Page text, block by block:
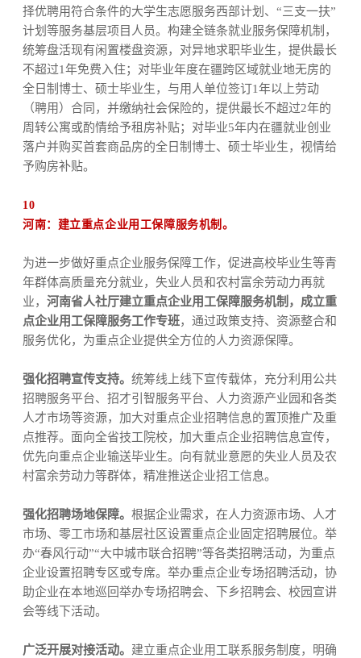
择优聘用符合条件的大学生志愿服务西部计划、“三支一扶”
计划等服务基层项目人员。构建全链条就业服务保障机制，
统筹盘活现有闲置楼盘资源，对异地求职毕业生，提供最长
不超过1年免费入住；对毕业年度在疆跨区域就业地无房的
全日制博士、硕士毕业生，与用人单位签订1年以上劳动
（聘用）合同，并缴纳社会保险的，提供最长不超过2年的
周转公寓或酌情给予租房补贴；对毕业5年内在疆就业创业
落户并购买首套商品房的全日制博士、硕士毕业生，视情给
予购房补贴。
10
河南：建立重点企业用工保障服务机制。
为进一步做好重点企业服务保障工作，促进高校毕业生等青
年群体高质量充分就业，失业人员和农村富余劳动力再就
业， 河南省人社厅建立重点企业用工保障服务机制，成立重
点企业用工保障服务工作专班，通过政策支持、资源整合和
服务优化，为重点企业提供全方位的人力资源保障。
强化招聘宣传支持。 统筹线上线下宣传载体，充分利用公共
招聘服务平台、招才引智服务平台、人力资源产业园和各类
人才市场等资源，加大对重点企业招聘信息的置顶推广及重
点推荐。面向全省技工院校，加大重点企业招聘信息宣传，
优先向重点企业输送毕业生。向有就业意愿的失业人员及农
村富余劳动力等群体，精准推送企业招工信息。
强化招聘场地保障。 根据企业需求，在人力资源市场、人才
市场、零工市场和基层社区设置重点企业固定招聘展位。举
办“春风行动”“大中城市联合招聘”等各类招聘活动，为重点
企业设置招聘专区或专席。举办重点企业专场招聘活动，协
助企业在本地巡回举办专场招聘会、下乡招聘会、校园宣讲
会等线下活动。
广泛开展对接活动。 建立重点企业用工联系服务制度，明确